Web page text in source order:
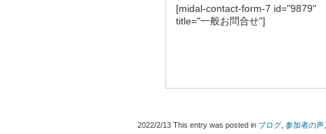
[midal-contact-form-7 id="9879"
title="一般お問合せ"]
2022/2/13 This entry was posted in ブログ 参加者の声